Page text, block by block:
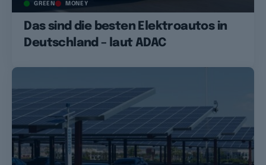
GREEN MONEY
Das sind die besten Elektroautos in
Deutschland – laut ADAC